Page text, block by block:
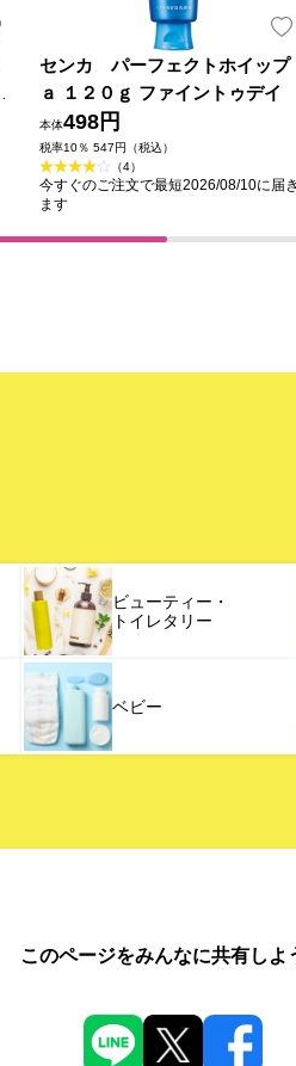
センカ パーフェクトホイップ
ａ １２０ｇ ファイントゥデイ
本体498円
税率10％ 547円（税込）
（4）
今すぐのご注文で最短2026/08/10に届き
ます
ビューティー・
トイレタリー
ベビー
このページをみんなに共有しよ